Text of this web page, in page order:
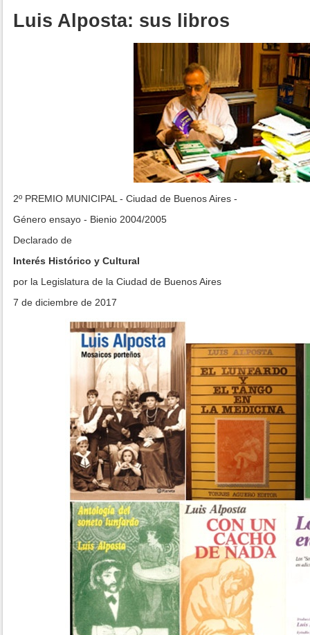
Luis Alposta: sus libros
2º PREMIO MUNICIPAL - Ciudad de Buenos Aires -
Género ensayo - Bienio 2004/2005
Declarado de
Interés Histórico y Cultural
por la Legislatura de la Ciudad de Buenos Aires
7 de diciembre de 2017